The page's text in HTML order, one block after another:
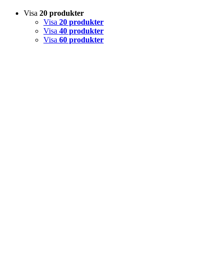
Visa 20 produkter
Visa 20 produkter
Visa 40 produkter
Visa 60 produkter